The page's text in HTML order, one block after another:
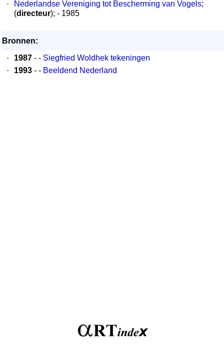
·
Nederlandse Vereniging tot Bescherming van Vogels;
(directeur); - 1985
Bronnen:
·
1987 - - Siegfried Woldhek tekeningen
·
1993 - - Beeldend Nederland